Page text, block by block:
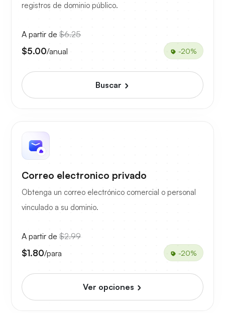
registros de dominio público.
A partir de $6.25
$5.00/anual -20%
Buscar
Correo electronico privado
Obtenga un correo electrónico comercial o personal
vinculado a su dominio.
A partir de $2.99
$1.80/para -20%
Ver opciones